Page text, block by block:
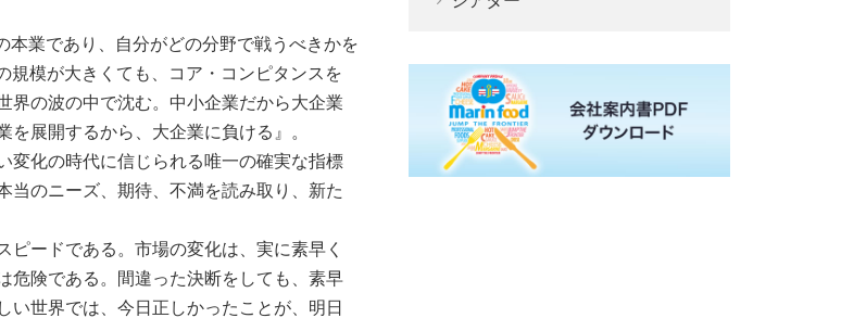
業であり、自分がどの分野で戦うべきかを
模が大きくても、コア・コンピタンスを
界の波の中で沈む。中小企業だから大企業
展開するから、大企業に負ける』。
化の時代に信じられる唯一の確実な指標
当のニーズ、期待、不満を読み取り、新た
ードである。市場の変化は、実に素早く
危険である。間違った決断をしても、素早
い世界では、今日正しかったことが、明日